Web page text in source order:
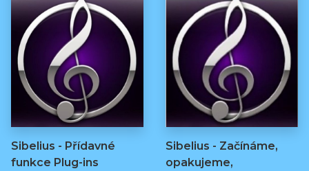
Sibelius - Přídavné
funkce Plug-ins
Sibelius - Začínáme,
opakujeme,